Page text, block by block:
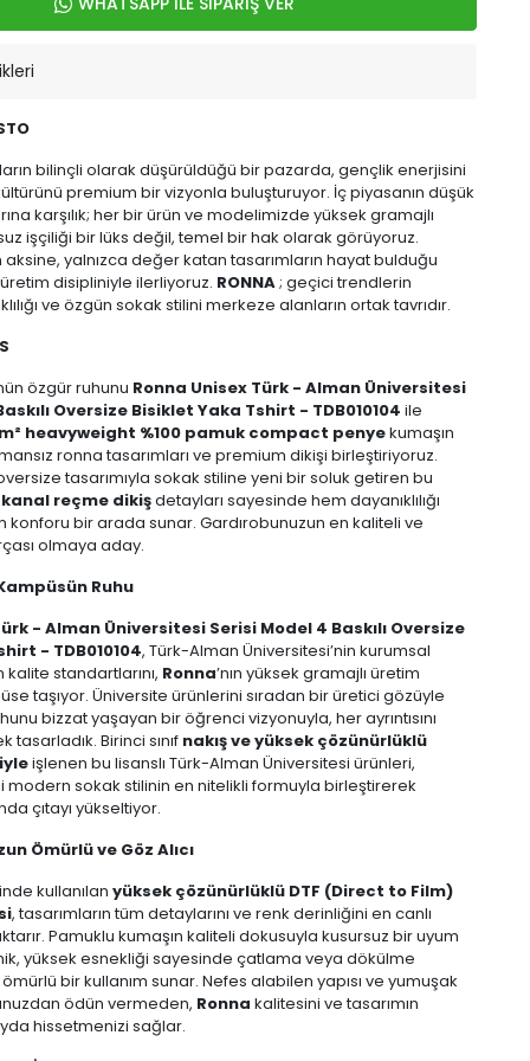
bilinçli olarak düşürüldüğü bir pazarda, gençlik enerjisini
premium bir vizyonla buluşturuyor. İç piyasanın düşük
karşılık; her bir ürün ve modelimizde yüksek gramajlı
işçiliği bir lüks değil, temel bir hak olarak görüyoruz.
aksine, yalnızca değer katan tasarımların hayat bulduğu
disipliniyle ilerliyoruz. RONNA; geçici trendlerin
ve özgün sokak stilini merkeze alanların ortak tavrıdır.
özgür ruhunu Ronna Unisex Türk - Alman Üniversitesi
Oversize Bisiklet Yaka Tshirt - TDB010104 ile
heavyweight %100 pamuk compact penyekumaşın
ronna tasarımları ve premium dikişi birleştiriyoruz.
tasarımıyla sokak stiline yeni bir soluk getiren bu
reçme dikişdetayları sayesinde hem dayanıklılığı
bir arada sunar. Gardırobunuzun en kaliteli ve
olmaya aday.
Ruhu
- Alman Üniversitesi Serisi Model 4 Baskılı Oversize
- TDB010104, Türk-Alman Üniversitesi’nin kurumsal
standartlarını, Ronna’nın yüksek gramajlı üretim
taşıyor. Üniversite ürünlerini sıradan bir üretici gözüyle
bizzat yaşayan bir öğrenci vizyonuyla, her ayrıntısını
tasarladık. Birinci sınıf nakış ve yüksek çözünürlüklü
işlenen bu lisanslı Türk-Alman Üniversitesi ürünleri,
sokak stilinin en nitelikli formuyla birleştirerek
çıtayı yükseltiyor.
Ömürlü ve Göz Alıcı
kullanılanyüksek çözünürlüklü DTF (Direct to Film)
, tasarımların tüm detaylarını ve renk derinliğini en canlı
Pamuklu kumaşın kaliteli dokusuyla kusursuz bir uyum
yüksek esnekliği sayesinde çatlama veya dökülme
bir kullanım sunar. Nefes alabilen yapısı ve yumuşak
ödün vermeden, Ronna kalitesini ve tasarımın
hissetmenizi sağlar.